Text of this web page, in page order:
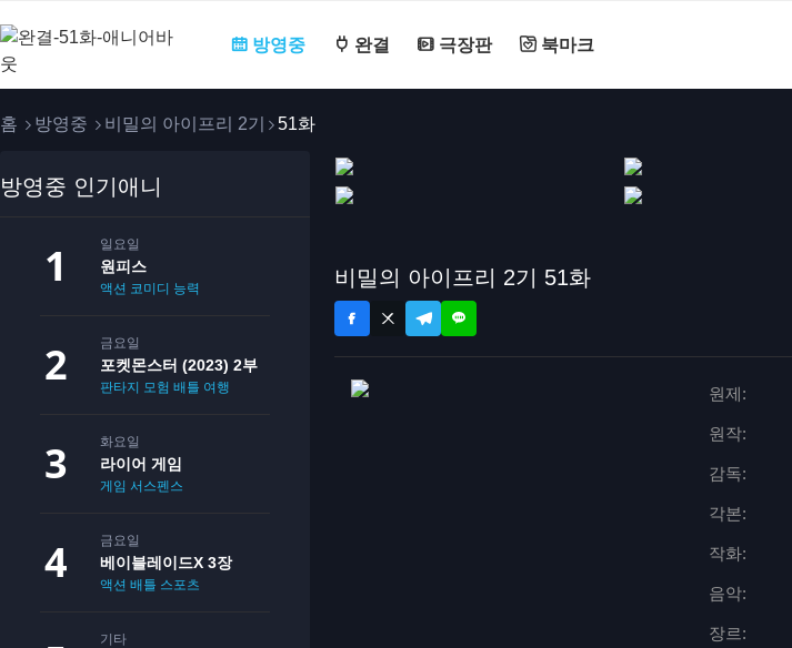
방영중 완결 극장판 북마크
홈 방영중 비밀의 아이프리 2기 51화
방영중 인기애니
일요일
원피스
액션 코미디 능력
금요일
포켓몬스터 (2023) 2부
판타지 모험 배틀 여행
화요일
라이어 게임
게임 서스펜스
금요일
베이블레이드X 3장
액션 배틀 스포츠
기타
비밀의 아이프리 2기 51화
원제:
원작:
감독:
각본:
작화:
음악:
장르: